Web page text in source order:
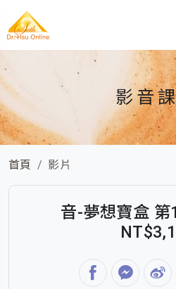
影音
首頁 影片
音-夢想寶盒 第